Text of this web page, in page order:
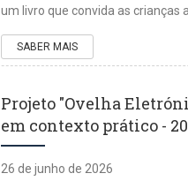
um livro que convida as crianças
SABER MAIS
Projeto "Ovelha
em contexto prático -
26 de junho de 2026